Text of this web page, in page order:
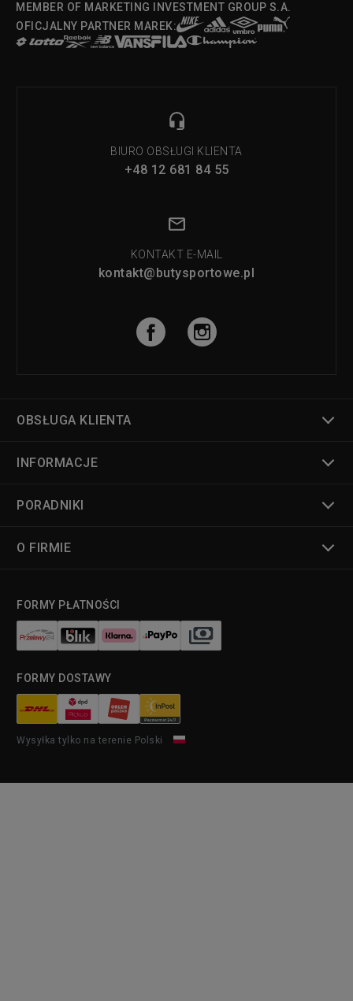
MEMBER OF MARKETING INVESTMENT GROUP S.A.
OFICJALNY PARTNER MAREK:
BIURO OBSŁUGI KLIENTA
+48 12 681 84 55
KONTAKT E-MAIL
kontakt@butysportowe.pl
OBSŁUGA KLIENTA
INFORMACJE
PORADNIKI
O FIRMIE
FORMY PŁATNOŚCI
FORMY DOSTAWY
Wysyłka tylko na terenie Polski